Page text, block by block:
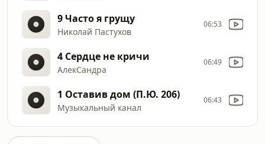
9 Часто я грущу
Николай Пастухов
06:53
4 Сердце не кричи
АлекСандра
06:49
1 Оставив дом (П.Ю. 206)
Музыкальный канал
06:43